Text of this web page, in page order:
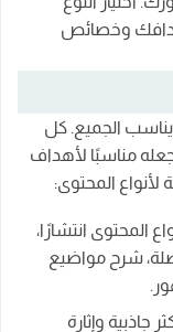
وخصائص
يناسب الجميع. كل
مناسبًا لأهداف
المحتوى:
المحتوى انتشارًا،
شرح مواضيع
جاذبية وإثارة